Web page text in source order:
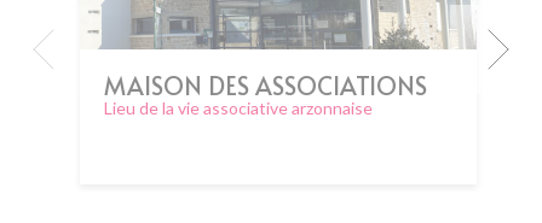
MAISON DES ASSOCIATIONS
Lieu de la vie associative arzonnaise